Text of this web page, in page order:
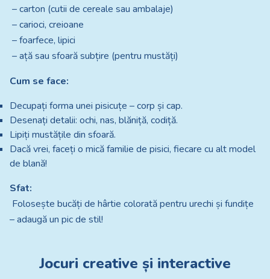
– carton (cutii de cereale sau ambalaje)
– carioci, creioane
– foarfece, lipici
– ață sau sfoară subțire (pentru mustăți)
Cum se face:
Decupați forma unei pisicuțe – corp și cap.
Desenați detalii: ochi, nas, blăniță, codiță.
Lipiți mustățile din sfoară.
Dacă vrei, faceți o mică familie de pisici, fiecare cu alt model
de blană!
Sfat:
Folosește bucăți de hârtie colorată pentru urechi și fundițe
– adaugă un pic de stil!
Jocuri creative și interactive